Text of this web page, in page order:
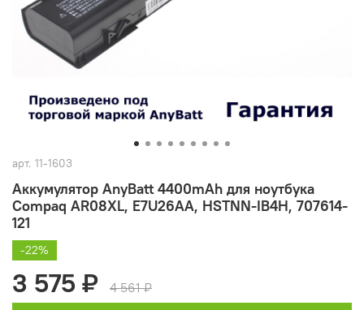
арт. 11-1603
Аккумулятор AnyBatt 4400mAh для ноутбука
Compaq AR08XL, E7U26AA, HSTNN-IB4H, 707614-
121
-22%
3 575 ₽
4 561 ₽